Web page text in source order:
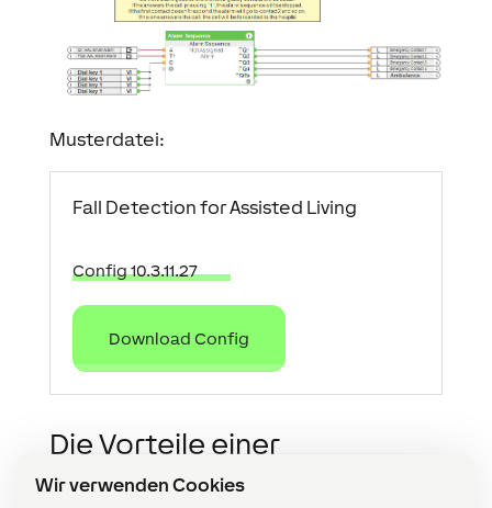
Wir verwenden Cookies
Musterdatei:
Fall Detection for Assisted Living
Config 10.3.11.27
Download Config
Die Vorteile einer
Sturzerkennung mit Loxone